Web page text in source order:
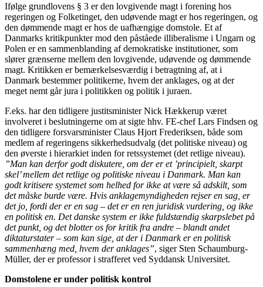
Ifølge grundlovens § 3 er den lovgivende magt i forening hos
regeringen og Folketinget, den udøvende magt er hos regeringen, og
den dømmende magt er hos de uafhængige domstole. Et af
Danmarks kritikpunkter mod den påståede illiberalisme i Ungarn og
Polen er en sammenblanding af demokratiske institutioner, som
slører grænserne mellem den lovgivende, udøvende og dømmende
magt. Kritikken er bemærkelsesværdig i betragtning af, at i
Danmark bestemmer politikerne, hvem der anklages, og at der
meget nemt går jura i politikken og politik i juraen.
F.eks. har den tidligere justitsminister Nick Hækkerup været
involveret i beslutningerne om at sigte hhv. FE-chef Lars Findsen og
den tidligere forsvarsminister Claus Hjort Frederiksen, både som
medlem af regeringens sikkerhedsudvalg (det politiske niveau) og
den øverste i hierarkiet inden for retssystemet (det retlige niveau).
”Man kan derfor godt diskutere, om der er et ’principielt, skarpt
skel’ mellem det retlige og politiske niveau i Danmark. Man kan
godt kritisere systemet som helhed for ikke at være så adskilt, som
det måske burde være. Hvis anklagemyndigheden rejser en sag, er
det jo, fordi der er en sag – det er en ren juridisk vurdering, og ikke
en politisk en. Det danske system er ikke fuldstændig skarpslebet på
det punkt, og det blotter os for kritik fra andre – blandt andet
diktaturstater – som kan sige, at der i Danmark er en politisk
sammenhæng med, hvem der anklages”, siger Sten Schaumburg-
Müller, der er professor i strafferet ved Syddansk Universitet.
Domstolene er under politisk kontrol